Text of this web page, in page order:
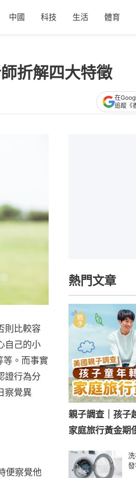
中國 科技 生活 體育
折解四大特徵
在
追蹤《
則比較容
自己的小
等。而事實
證行為分
察覺異
便察覺他
熱門文章
親子調查｜孩
家庭旅行黃金期